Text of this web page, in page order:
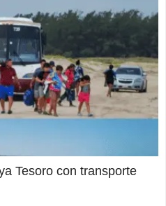
Tesoro con transporte